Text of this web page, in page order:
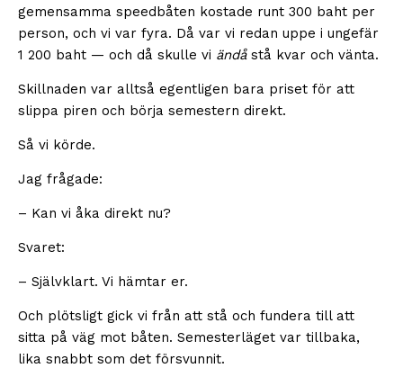
gemensamma speedbåten kostade runt 300 baht per
person, och vi var fyra. Då var vi redan uppe i ungefär
1 200 baht — och då skulle vi ändåstå kvar och vänta.
Skillnaden var alltså egentligen bara priset för att
slippa piren och börja semestern direkt.
Så vi körde.
Jag frågade:
– Kan vi åka direkt nu?
Svaret:
– Självklart. Vi hämtar er.
Och plötsligt gick vi från att stå och fundera till att
sitta på väg mot båten. Semesterläget var tillbaka,
lika snabbt som det försvunnit.